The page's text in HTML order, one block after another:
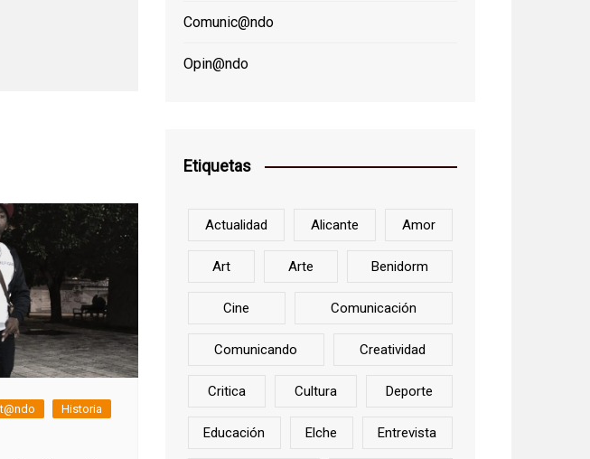
Historia
Comunic@ndo
Opin@ndo
Etiquetas
Actualidad Alicante Amor
Art Arte Benidorm
Cine Comunicación
Comunicando Creatividad
Critica Cultura Deporte
Educación Elche Entrevista